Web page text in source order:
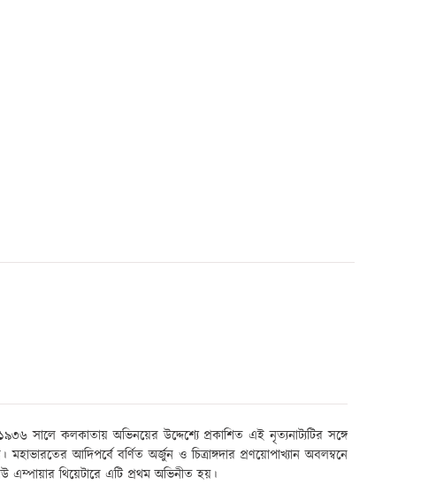
১৯৩৬ সালে কলকাতায় অভিনয়ের উদ্দেশ্যে প্রকাশিত এই নৃত্যনাট্যটির সঙ্গে
আদিপর্বে বর্ণিত অর্জুন ও চিত্রাঙ্গদার প্রণয়োপাখ্যান অবলম্বনে
এম্পায়ার থিয়েটারে এটি প্রথম অভিনীত হয়।